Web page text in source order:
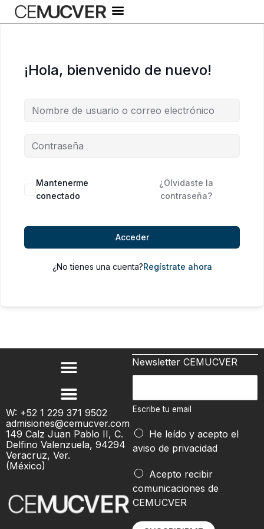
al
¡Hola, bienvenido de nuevo!
Alternative:
Mantenerme
conectado
¿Olvidaste la
contraseña?
Acceder
¿No tienes una cuenta?Regístrate ahora
W: +52 1 229 371 9502
admisiones@cemucver.com
149 Calz Juan Pablo II, C.
Delfino Valenzuela, 94294
Veracruz, Ver.
(México)
Newsletter CEMUCVER
e
a
*
c
i
b
e
u
e
m
Escribe tu email
He leído y acepto el
aviso de privacidad
Acepto recibir
comunicaciones de
CEMUCVER